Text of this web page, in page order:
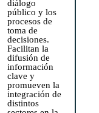
diálogo
público y los
procesos de
toma de
decisiones.
Facilitan la
difusión de
información
clave y
promueven la
integración de
distintos